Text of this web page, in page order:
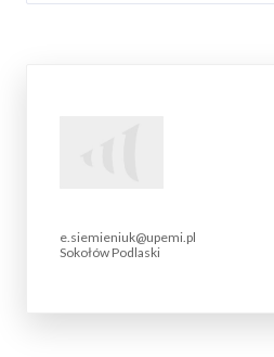
e.siemieniuk@upemi.pl
Sokołów Podlaski